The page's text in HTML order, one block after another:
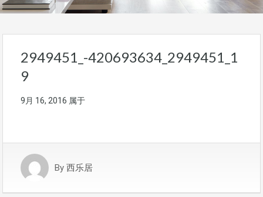
2949451_-420693634_2949451_1
9
9月 16, 2016 属于
By 西乐居